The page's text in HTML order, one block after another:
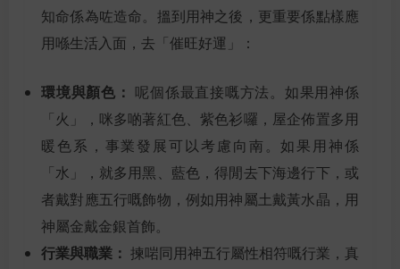
知命係為咗造命。搵到用神之後，更重要係點樣應
用喺生活入面，去「催旺好運」：
環境與顏色： 呢個係最直接嘅方法。如果用神係
「火」，咪多啲著紅色、紫色衫囉，屋企佈置多用
暖色系，事業發展可以考慮向南。如果用神係
「水」，就多用黑、藍色，得閒去下海邊行下，或
者戴對應五行嘅飾物，例如用神屬土戴黃水晶，用
神屬金戴金銀首飾。
行業與職業： 揀啱同用神五行屬性相符嘅行業，真